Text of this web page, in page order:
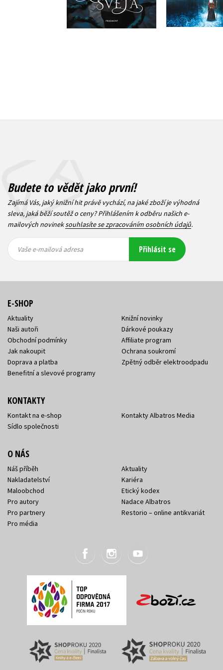
Do košíku
399 Kč
319 Kč
279 Kč
Budete to vědět jako první!
Zajímá Vás, jaký knižní hit právě vychází, na jaké zboží je výhodná
sleva, jaká běží soutěž o ceny? Přihlášením k odběru našich e-
mailových novineksouhlasíte se zpracováním osobních údajů.
mailová
mailová
Vaše e-mailová adresa Přihlásit se
E-SHOP
Aktuality
Naši autoři
Obchodní podmínky
Jak nakoupit
Doprava a platba
Benefitní a slevové programy
Knižní novinky
Dárkové poukazy
Affiliate program
Ochrana soukromí
Zpětný odběr elektroodpadu
KONTAKTY
Kontakt na e-shop
Sídlo společnosti
Kontakty Albatros Media
O NÁS
Náš příběh
Nakladatelství
Maloobchod
Pro autory
Pro partnery
Pro média
Aktuality
Kariéra
Etický kodex
Nadace Albatros
Restorio – online antikvariát